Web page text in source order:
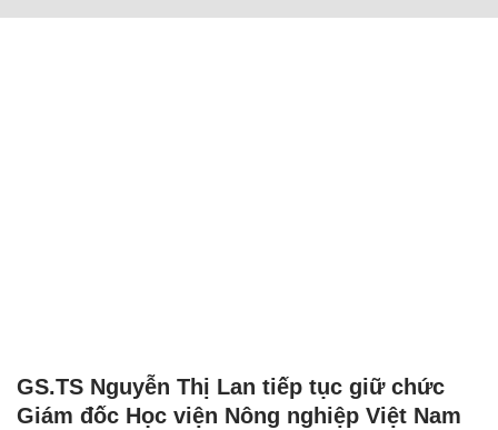
GS.TS Nguyễn Thị Lan tiếp tục giữ chức
Giám đốc Học viện Nông nghiệp Việt Nam